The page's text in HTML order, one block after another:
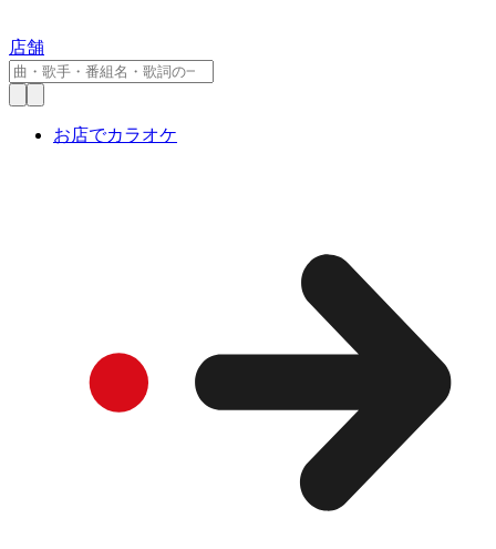
店舗
お店でカラオケ